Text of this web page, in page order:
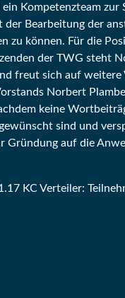
Kompetenzteam zur
der Bearbeitung der
zu können. Für die
der TWG steht
freut sich auf weitere
Norbert
keine
sind und
Gründung auf die
KC Verteiler: